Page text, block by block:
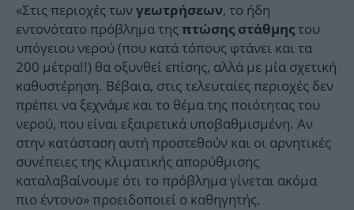
«Στις περιοχές των γεωτρήσεων, το ήδη
εντονότατο πρόβλημα της πτώσης στάθμης του
υπόγειου νερού (που κατά τόπους φτάνει και τα
200 μέτρα!!) θα οξυνθεί επίσης, αλλά με μία σχετική
καθυστέρηση. Βέβαια, στις τελευταίες περιοχές δεν
πρέπει να ξεχνάμε και το θέμα της ποιότητας του
νερού, που είναι εξαιρετικά υποβαθμισμένη. Αν
στην κατάσταση αυτή προστεθούν και οι αρνητικές
συνέπειες της κλιματικής απορύθμισης
καταλαβαίνουμε ότι το πρόβλημα γίνεται ακόμα
πιο έντονο» προειδοποιεί ο καθηγητής.